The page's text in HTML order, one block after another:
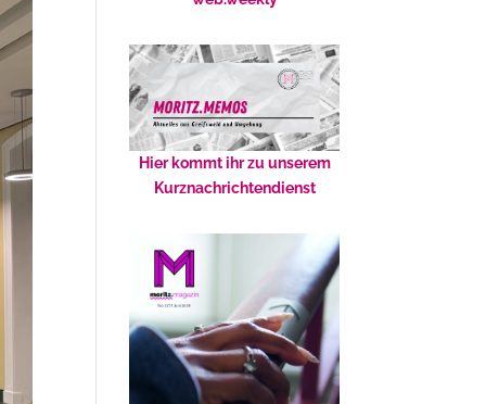
Hier kommt ihr zu unserem
Kurznachrichtendienst